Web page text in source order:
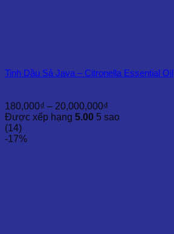
Tinh Dầu Sả Java – Citronella Essential Oil
180,000₫ – 20,000,000₫
giá:
Được xếp hạng 5.00 5 sao
(14)
-17%